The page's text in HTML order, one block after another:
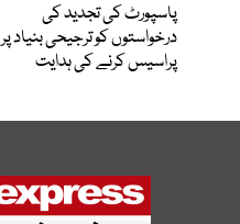
پاسپورٹ کی تجدید کی
درخواستوں کو ترجیحی بنیاد پر
پراسیس کرنے کی ہدایت